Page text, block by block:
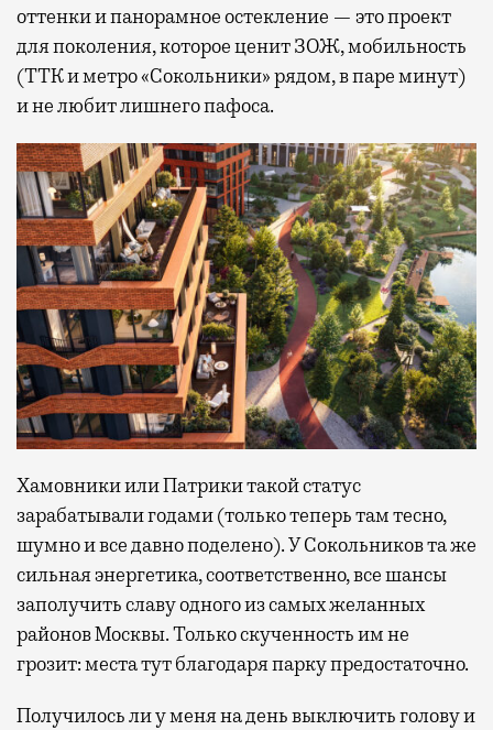
оттенки и панорамное остекление — это проект
для поколения, которое ценит ЗОЖ, мобильность
(ТТК и метро «Сокольники» рядом, в паре минут)
и не любит лишнего пафоса.
Хамовники или Патрики такой статус
зарабатывали годами (только теперь там тесно,
шумно и все давно поделено). У Сокольников та же
сильная энергетика, соответственно, все шансы
заполучить славу одного из самых желанных
районов Москвы. Только скученность им не
грозит: места тут благодаря парку предостаточно.
Получилось ли у меня на день выключить голову и